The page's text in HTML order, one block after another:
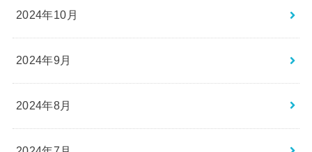
2024年10月
2024年9月
2024年8月